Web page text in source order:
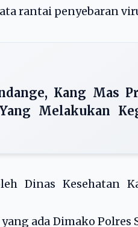
rantai penyebaran
Kang Mas
Melakukan
Dinas Kesehatan
ada Dimako Polres